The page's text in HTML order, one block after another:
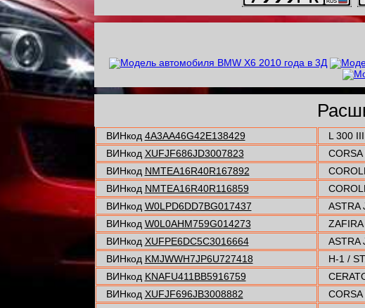
ВИНкод 4A3AA46G42E138429 L 300
ВИНкод XUFJF686JD3007823
ВИНкод NMTEA16R40R167892
ВИНкод NMTEA16R40R116859
ВИНкод W0LPD6DD7BG017437 ASTRA
ВИНкод W0L0AHM759G014273
ВИНкод XUFPE6DC5C3016664 ASTRA
ВИНкод KMJWWH7JP6U727418 H-1 /
ВИНкод KNAFU411BB5916759
ВИНкод XUFJF696JB3008882